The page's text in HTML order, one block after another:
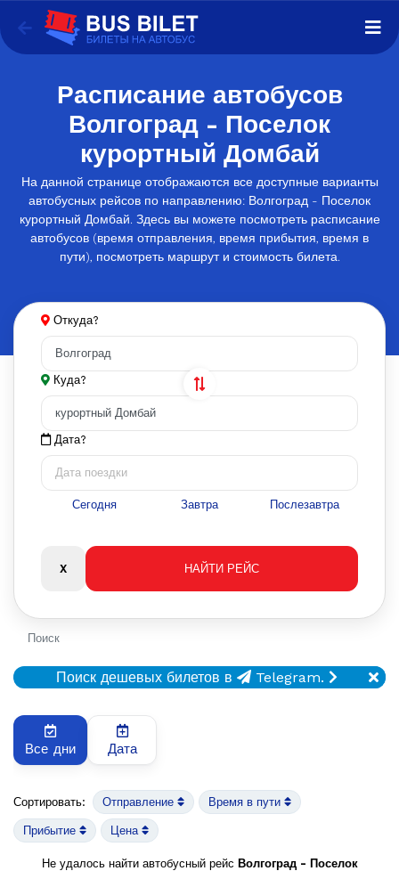
Расписание автобусов
Волгоград - Поселок
курортный Домбай
На данной странице отображаются все доступные варианты
автобусных рейсов по направлению: Волгоград - Поселок
курортный Домбай. Здесь вы можете посмотреть расписание
автобусов (время отправления, время прибытия, время в
пути), посмотреть маршрут и стоимость билета.
Откуда?
Куда?
Дата?
Сегодня Завтра Послезавтра
Поиск
Поиск дешевых билетов в Telegram.
Все дни Дата
Сортировать: Отправление Время в пути
Прибытие Цена
Не удалось найти автобусный рейс Волгоград - Поселок